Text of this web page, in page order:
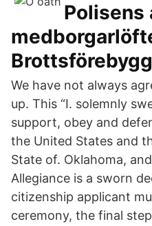
Polisens
We have not always
up. This “I. solemnly
support, obey and
the United States and
State of. Oklahoma,
Allegiance is a sworn
citizenship applicant
ceremony, the final